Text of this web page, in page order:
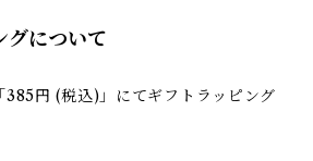
グについて
385円 (税込)」にてギフトラッピング